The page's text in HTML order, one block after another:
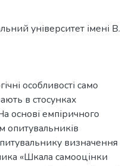
університет імені В.
особливості само
в стосунках
основі емпіричного
опитувальників
визначення
«Шкала самооцінки